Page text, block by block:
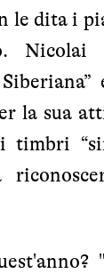
le dita i
la sua
timbri